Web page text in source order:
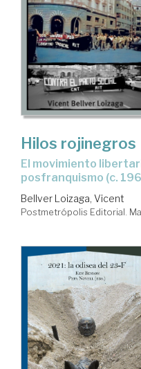
Hilos rojinegros
el movimiento libertario en Valencia en el
posfranquismo (c.
Bellver Loizaga, Vicent
Postmetrópolis Editorial.